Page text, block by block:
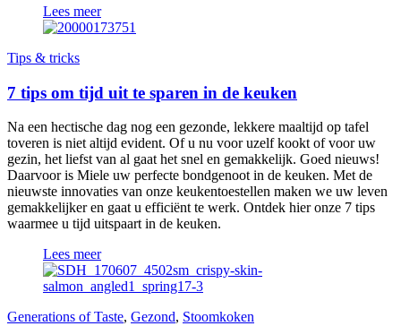
Lees meer
Tips & tricks
7 tips om tijd uit te sparen in de keuken
Na een hectische dag nog een gezonde, lekkere maaltijd op tafel
toveren is niet altijd evident. Of u nu voor uzelf kookt of voor uw
gezin, het liefst van al gaat het snel en gemakkelijk. Goed nieuws!
Daarvoor is Miele uw perfecte bondgenoot in de keuken. Met de
nieuwste innovaties van onze keukentoestellen maken we uw leven
gemakkelijker en gaat u efficiënt te werk. Ontdek hier onze 7 tips
waarmee u tijd uitspaart in de keuken.
Lees meer
Generations of Taste, Gezond, Stoomkoken